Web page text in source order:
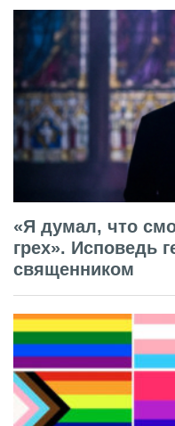
«Я думал, что
грех». Исповедь
священником